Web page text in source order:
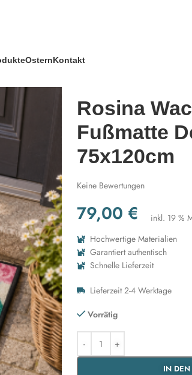
OsternKontakt
Rosina
Fußmatte
75x120cm
Keine Bewertungen
79,00 € inkl. 19 %
Hochwertige Materialien
Garantiert authentisch
Schnelle Lieferzeit
Lieferzeit 2-4 Werktage
Vorrätig
IN